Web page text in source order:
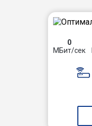
0
МБит/сек